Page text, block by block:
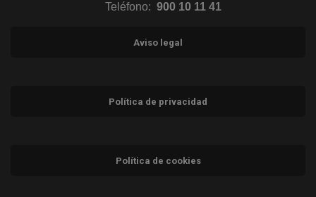
Teléfono: 900 10 11 41
Aviso legal
Política de privacidad
Política de cookies